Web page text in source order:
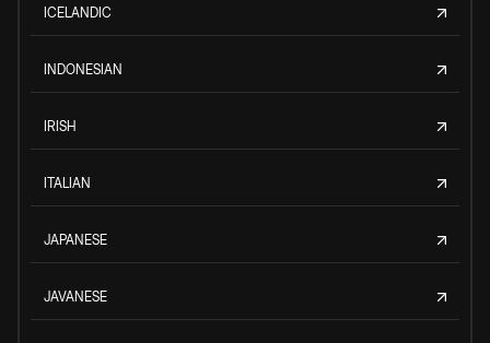
ICELANDIC
INDONESIAN
IRISH
ITALIAN
JAPANESE
JAVANESE